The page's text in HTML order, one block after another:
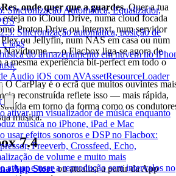
Sincronização Automática, Equalizador,
Sincronização automática, posição de
tags
do armazenamento em nuvem no
Áudio iOS com AVAssetResourceLoader
ativar um visualizador de música enquanto
música no iPhone, iPad e Mac
usar efeitos sonoros e DSP no Flacbox:
Freeverb, Crossfeed, Echo,
de volume e muito mais
ativar e usar a reprodução sem intervalos no
onde quer que a guardes.Quer a tua
esteja no iCloud Drive, numa cloud focada
Proton Drive ou Internxt, num servidor
ou Jellyfin, num NAS em casa ou num
Navidrome — o Flacbox liga-se agora de
mesma experiência bit-perfect em todo o
O CarPlay é o ecrã que muitos ouvintes
reconstruída reflete isso — mais rápida,
em torno da forma como os
música.
7.4
App Storeou atualiza a partir da App